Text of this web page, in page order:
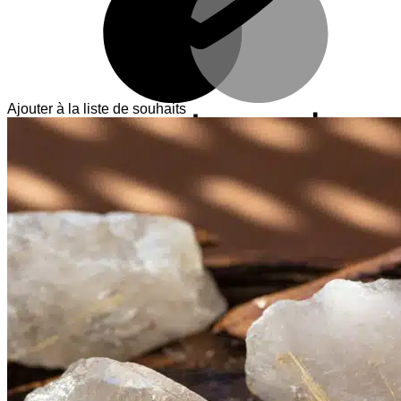
Ajouter à la liste de souhaits